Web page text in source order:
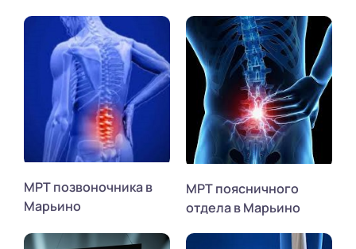
МРТ позвоночника в
Марьино
МРТ поясничного
отдела в Марьино